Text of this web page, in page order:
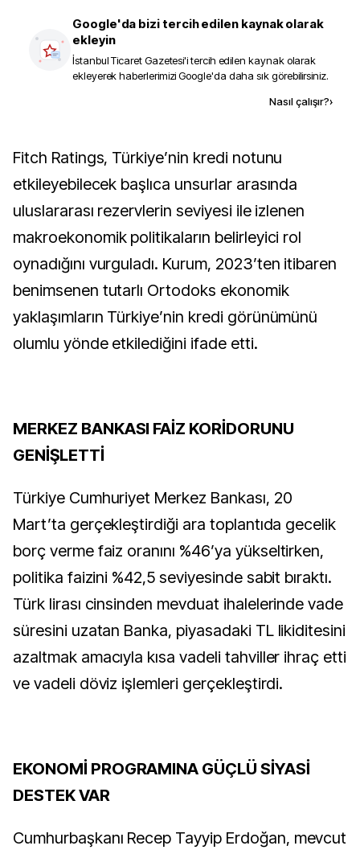
Google'da bizi tercih edilen kaynak olarak
ekleyin
İstanbul Ticaret Gazetesi'i tercih edilen kaynak olarak
ekleyerek haberlerimizi Google'da daha sık görebilirsiniz.
Nasıl çalışır?›
Fitch Ratings, Türkiye’nin kredi notunu
etkileyebilecek başlıca unsurlar arasında
uluslararası rezervlerin seviyesi ile izlenen
makroekonomik politikaların belirleyici rol
oynadığını vurguladı. Kurum, 2023’ten itibaren
benimsenen tutarlı Ortodoks ekonomik
yaklaşımların Türkiye’nin kredi görünümünü
olumlu yönde etkilediğini ifade etti.
MERKEZ BANKASI FAİZ KORİDORUNU
GENİŞLETTİ
Türkiye Cumhuriyet Merkez Bankası, 20
Mart’ta gerçekleştirdiği ara toplantıda gecelik
borç verme faiz oranını %46’ya yükseltirken,
politika faizini %42,5 seviyesinde sabit bıraktı.
Türk lirası cinsinden mevduat ihalelerinde vade
süresini uzatan Banka, piyasadaki TL likiditesini
azaltmak amacıyla kısa vadeli tahviller ihraç etti
ve vadeli döviz işlemleri gerçekleştirdi.
EKONOMİ PROGRAMINA GÜÇLÜ SİYASİ
DESTEK VAR
Cumhurbaşkanı Recep Tayyip Erdoğan, mevcut